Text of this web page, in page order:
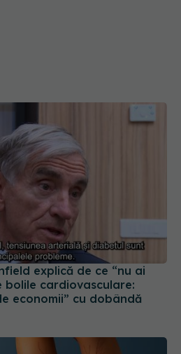
bolile cardiovasculare:
economii” cu dobândă